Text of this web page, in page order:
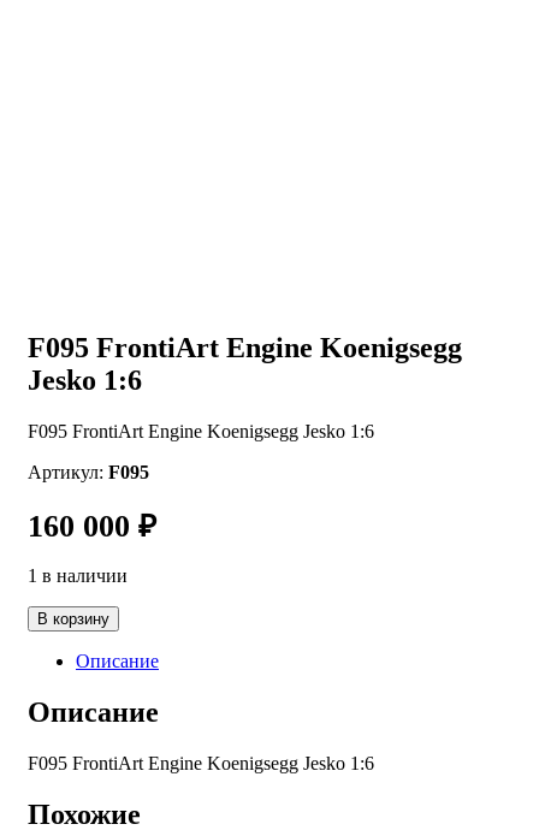
F095 FrontiArt Engine Koenigsegg
Jesko 1:6
F095 FrontiArt Engine Koenigsegg Jesko 1:6
Артикул: F095
160 000 ₽
1 в наличии
Количество
товара
F095
Engine
Koenigsegg
1:6
В корзину
Описание
Описание
F095 FrontiArt Engine Koenigsegg Jesko 1:6
Похожие